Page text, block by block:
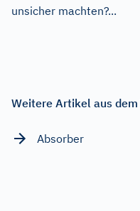
unsicher machten?...
Weitere Artikel aus
Absorber